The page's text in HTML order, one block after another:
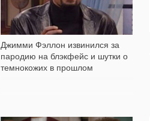
Джимми Фэллон извинился за
пародию на блэкфейс и шутки о
темнокожих в прошлом